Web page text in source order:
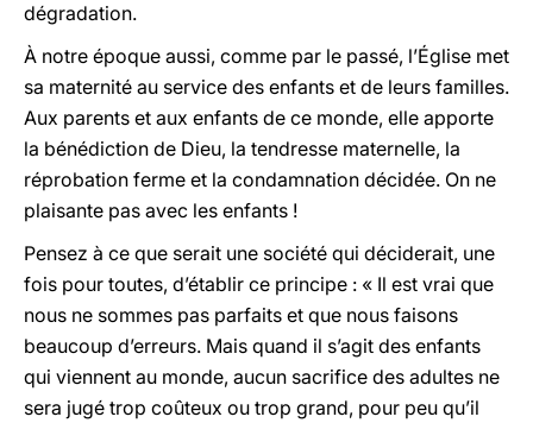
dégradation.
À notre époque aussi, comme par le passé, l’Église met
sa maternité au service des enfants et de leurs familles.
Aux parents et aux enfants de ce monde, elle apporte
la bénédiction de Dieu, la tendresse maternelle, la
réprobation ferme et la condamnation décidée. On ne
plaisante pas avec les enfants !
Pensez à ce que serait une société qui déciderait, une
fois pour toutes, d’établir ce principe : « Il est vrai que
nous ne sommes pas parfaits et que nous faisons
beaucoup d’erreurs. Mais quand il s’agit des enfants
qui viennent au monde, aucun sacrifice des adultes ne
sera jugé trop coûteux ou trop grand, pour peu qu’il